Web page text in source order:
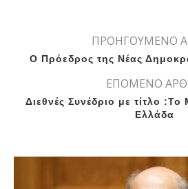
ΠΡΟΗΓΟΥΜΕΝΟ
Ο Πρόεδρος της Νέας
ΕΠΟΜΕΝΟ
Διεθνές Συνέδριο με τίτλο
Ελλάδα